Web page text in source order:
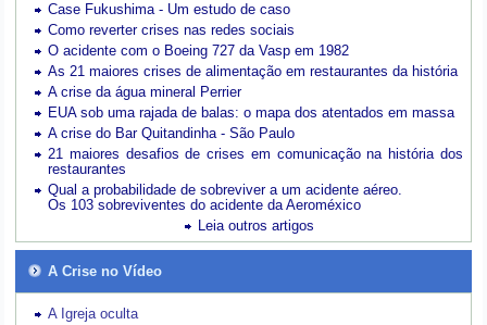
Case Fukushima - Um estudo de caso
Como reverter crises nas redes sociais
O acidente com o Boeing 727 da Vasp em 1982
As 21 maiores crises de alimentação em restaurantes da história
A crise da água mineral Perrier
EUA sob uma rajada de balas: o mapa dos atentados em massa
A crise do Bar Quitandinha - São Paulo
21 maiores desafios de crises em comunicação na história dos
restaurantes
Qual a probabilidade de sobreviver a um acidente aéreo.
Os 103 sobreviventes do acidente da Aeroméxico
Leia outros artigos
A Crise no Vídeo
A Igreja oculta